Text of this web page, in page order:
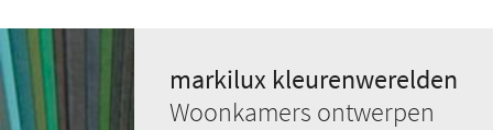
markilux kleurenwerelden
Woonkamers ontwerpen